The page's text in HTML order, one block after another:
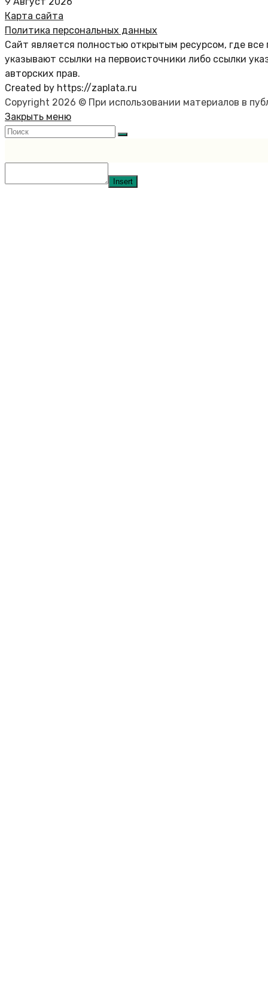
Карта сайта
Политика персональных данных
Сайт является полностью открытым ресурсом, где
указывают ссылки на первоисточники либо ссылки
авторских прав.
Created by https://zaplata.ru
Copyright 2026 © При использовании материалов в
Закрыть меню
Insert